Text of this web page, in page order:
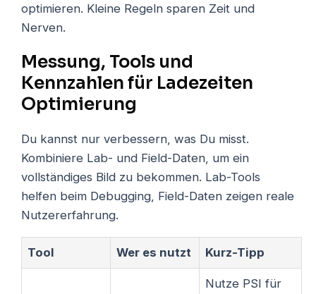
optimieren. Kleine Regeln sparen Zeit und
Nerven.
Messung, Tools und
Kennzahlen für Ladezeiten
Optimierung
Du kannst nur verbessern, was Du misst.
Kombiniere Lab- und Field-Daten, um ein
vollständiges Bild zu bekommen. Lab-Tools
helfen beim Debugging, Field-Daten zeigen reale
Nutzererfahrung.
Tool Wer es nutzt Kurz-Tipp
Nutze PSI für